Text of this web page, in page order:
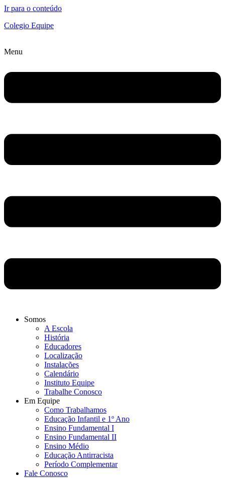
Ir para o conteúdo
Colegio Equipe
Menu
Somos
A Escola
História
Educadores
Localização
Instalações
Calendário
Instituto Equipe
Trabalhe Conosco
Em Equipe
Como Trabalhamos
Educação Infantil e 1º Ano
Ensino Fundamental I
Ensino Fundamental II
Ensino Médio
Educação Antirracista
Período Complementar
Fale Conosco